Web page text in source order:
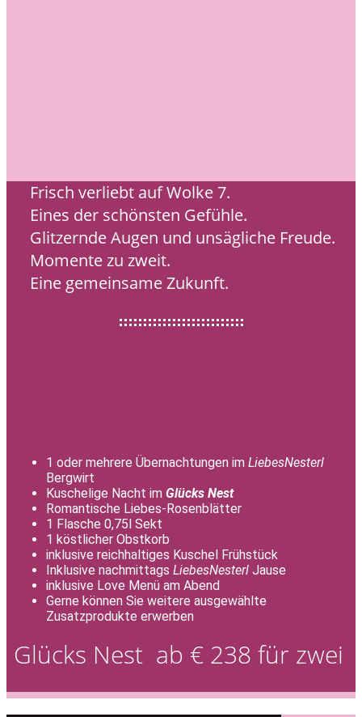
Frisch verliebt auf Wolke 7.
Eines der schönsten Gefühle.
Glitzernde Augen und unsägliche Freude.
Momente zu zweit.
Eine gemeinsame Zukunft.
1 oder mehrere Übernachtungen im LiebesNesterl
Bergwirt
Kuschelige Nacht im Glücks Nest
Romantische Liebes-Rosenblätter
1 Flasche 0,75l Sekt
1 köstlicher Obstkorb
inklusive reichhaltiges Kuschel Frühstück
Inklusive nachmittags LiebesNesterl Jause
inklusive Love Menü am Abend
Gerne können Sie weitere ausgewählte
Zusatzprodukte erwerben
Glücks Nest ab € 238 für zwei